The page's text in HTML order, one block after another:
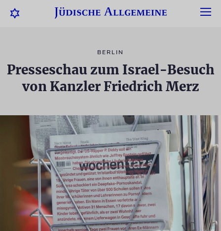
BERLIN
Presseschau zum Israel-Besuch
von Kanzler Friedrich Merz